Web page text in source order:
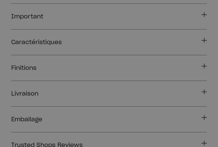
Important
Caractéristiques
Finitions
Livraison
Emballage
Trusted Shops Reviews